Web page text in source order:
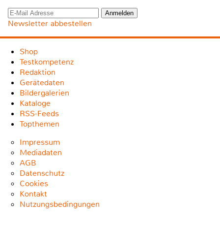
Newsletter abbestellen
Shop
Testkompetenz
Redaktion
Gerätedaten
Bildergalerien
Kataloge
RSS-Feeds
Topthemen
Impressum
Mediadaten
AGB
Datenschutz
Cookies
Kontakt
Nutzungsbedingungen